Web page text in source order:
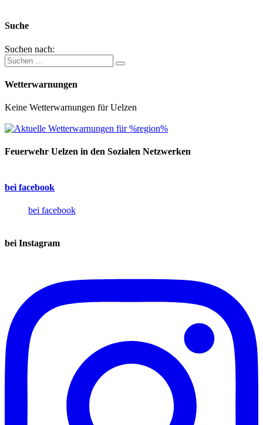
Suche
Suchen nach:
Wetterwarnungen
Keine Wetterwarnungen für Uelzen
Feuerwehr Uelzen in den Sozialen Netzwerken
bei facebook
bei facebook
bei Instagram